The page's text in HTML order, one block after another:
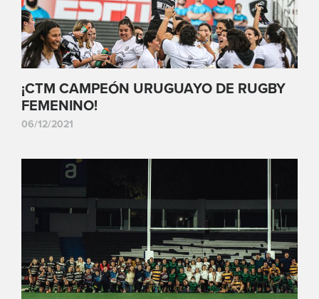
¡CTM CAMPEÓN URUGUAYO DE RUGBY
FEMENINO!
06/12/2021